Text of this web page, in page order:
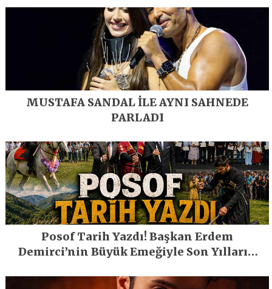
MUSTAFA SANDAL İLE AYNI SAHNEDE
PARLADI
Posof Tarih Yazdı! Başkan Erdem
Demirci’nin Büyük Emeğiyle Son Yılların